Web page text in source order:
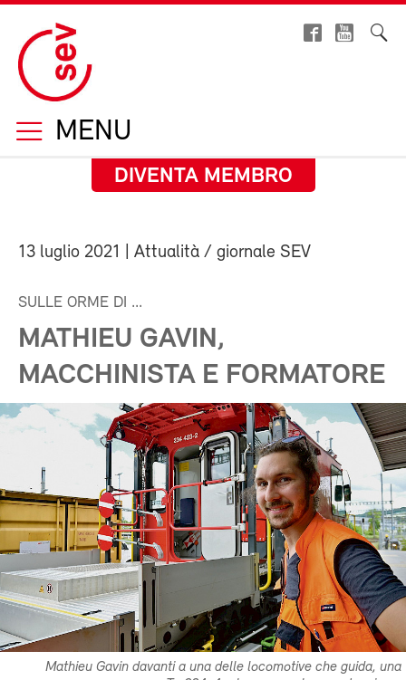
MENU
DIVENTA MEMBRO
13 luglio 2021 | Attualità / giornale SEV
SULLE ORME DI ...
MATHIEU GAVIN,
MACCHINISTA E FORMATORE
Mathieu Gavin davanti a una delle locomotive che guida, una